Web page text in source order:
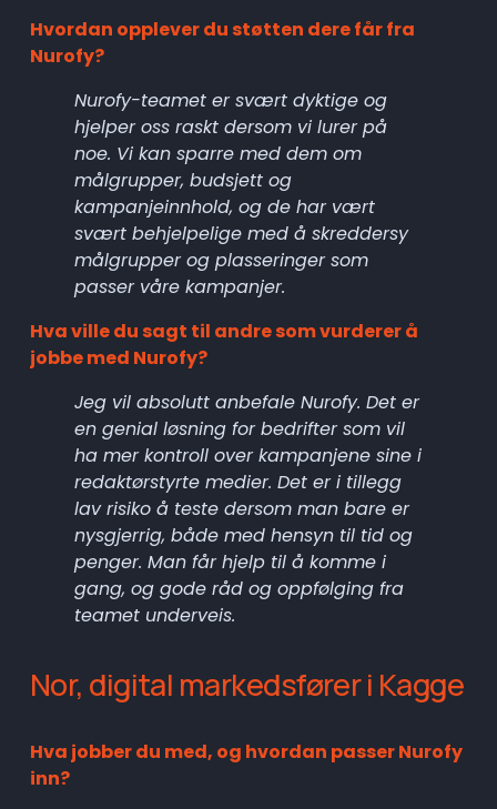
Hvordan opplever du støtten dere får fra
Nurofy?
Nurofy-teamet er svært dyktige og
hjelper oss raskt dersom vi lurer på
noe. Vi kan sparre med dem om
målgrupper, budsjett og
kampanjeinnhold, og de har vært
svært behjelpelige med å skreddersy
målgrupper og plasseringer som
passer våre kampanjer.
Hva ville du sagt til andre som vurderer å
jobbe med Nurofy?
Jeg vil absolutt anbefale Nurofy. Det er
en genial løsning for bedrifter som vil
ha mer kontroll over kampanjene sine i
redaktørstyrte medier. Det er i tillegg
lav risiko å teste dersom man bare er
nysgjerrig, både med hensyn til tid og
penger. Man får hjelp til å komme i
gang, og gode råd og oppfølging fra
teamet underveis.
Nor, digital markedsfører i Kagge
Hva jobber du med, og hvordan passer Nurofy
inn?